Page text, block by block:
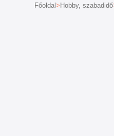
Főoldal Hobby, szabadidő